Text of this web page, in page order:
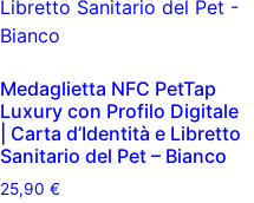
Medaglietta NFC PetTap
Luxury con Profilo Digitale
| Carta d’Identità e Libretto
Sanitario del Pet – Bianco
25,90 €